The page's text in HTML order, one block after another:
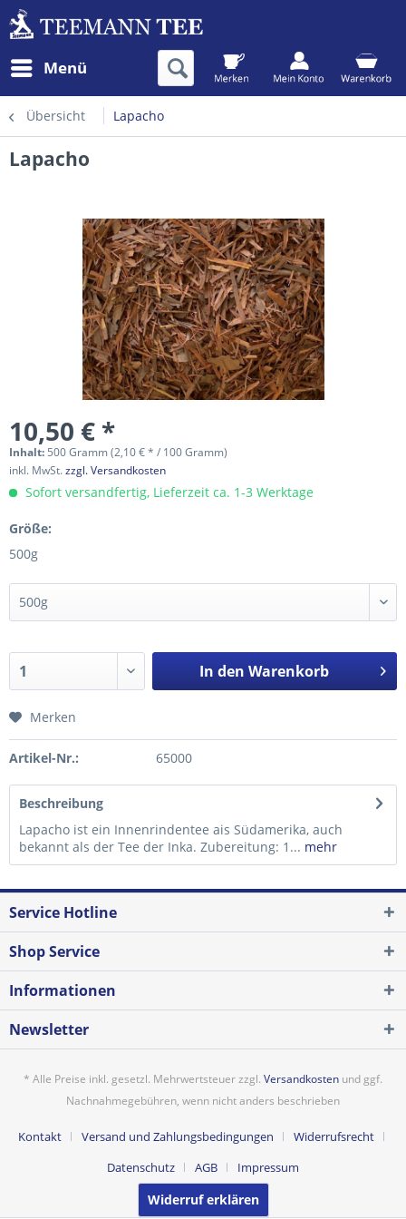
Menü
Übersicht Lapacho
Lapacho
10,50 € *
Inhalt: 500 Gramm (2,10 € * / 100 Gramm)
inkl. MwSt.zzgl. Versandkosten
Sofort versandfertig, Lieferzeit ca. 1-3 Werktage
Größe:
500g
In den Warenkorb
Merken
Artikel-Nr.: 65000
Beschreibung
Lapacho ist ein Innenrindentee ais Südamerika, auch
bekannt als der Tee der Inka. Zubereitung: 1... mehr
Service Hotline
Shop Service
Informationen
Newsletter
* Alle Preise inkl. gesetzl. Mehrwertsteuer zzgl. Versandkosten und ggf.
Nachnahmegebühren, wenn nicht anders beschrieben
Kontakt Versand und Zahlungsbedingungen
Widerrufsrecht
Datenschutz
AGB Impressum
Widerruf erklären